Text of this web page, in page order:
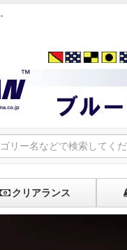
。
クリアランス